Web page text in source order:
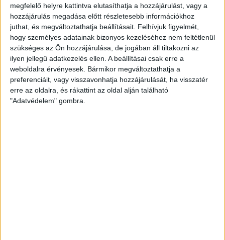
megfelelő helyre kattintva elutasíthatja a hozzájárulást, vagy a
hozzájárulás megadása előtt részletesebb információkhoz
juthat, és megváltoztathatja beállításait. Felhívjuk figyelmét,
hogy személyes adatainak bizonyos kezeléséhez nem feltétlenül
szükséges az Ön hozzájárulása, de jogában áll tiltakozni az
ilyen jellegű adatkezelés ellen. A beállításai csak erre a
weboldalra érvényesek. Bármikor megváltoztathatja a
preferenciáit, vagy visszavonhatja hozzájárulását, ha visszatér
erre az oldalra, és rákattint az oldal alján található
"Adatvédelem" gombra.
84 000 000 Ft
165 m szobák: 7
Fix 3%
Kizárólag nálunk
Videós